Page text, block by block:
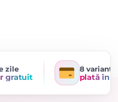
zile
gratuit
8 variante
plată în